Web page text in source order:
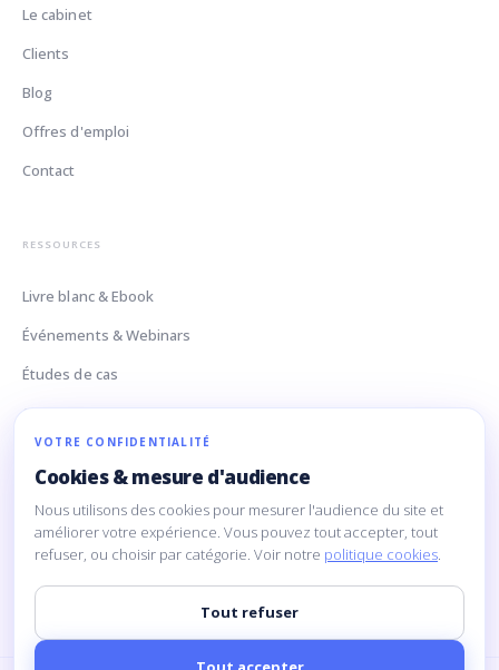
Le cabinet
Clients
Blog
Offres d'emploi
Contact
RESSOURCES
Livre blanc & Ebook
Événements & Webinars
Études de cas
Glossaire Data
CONTACT
160 Rue Montmartre
75002 Paris
VOTRE CONFIDENTIALITÉ
Cookies & mesure d'audience
Nous utilisons des cookies pour mesurer l'audience du site et
améliorer votre expérience. Vous pouvez tout accepter, tout
refuser, ou choisir par catégorie. Voir notre politique cookies.
Tout refuser